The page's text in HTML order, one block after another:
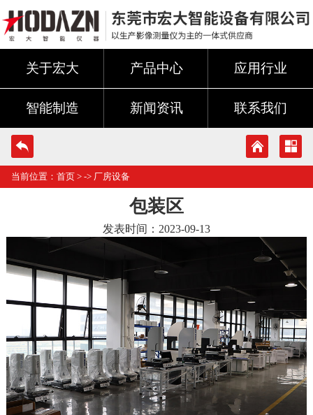
关于宏大 产品中心 应用行业
智能制造 新闻资讯 联系我们
当前位置： 首页 > -> 厂房设备
包装区
发表时间：2023-09-13